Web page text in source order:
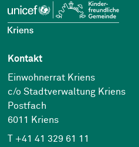
Kontakt
Einwohnerrat Kriens
c/o Stadtverwaltung Kriens
Postfach
6011 Kriens
T +41 41 329 61 11